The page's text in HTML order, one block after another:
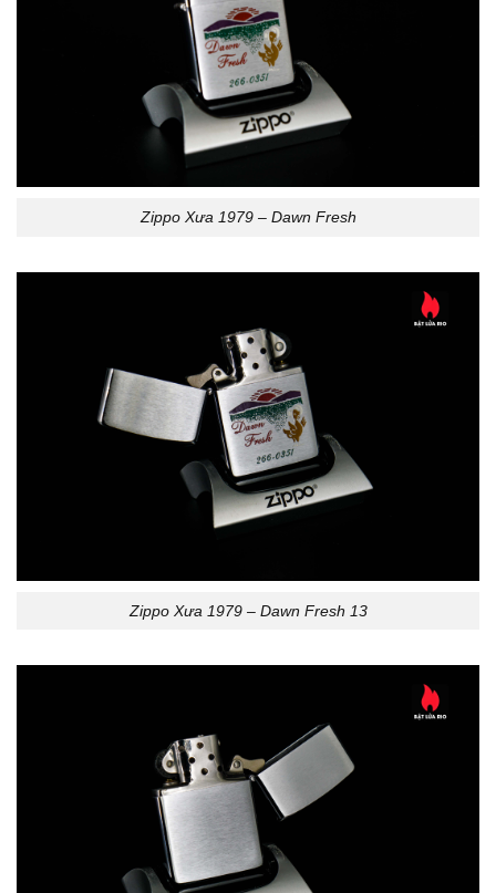
Zippo Xưa 1979 – Dawn Fresh
Zippo Xưa 1979 – Dawn Fresh 13